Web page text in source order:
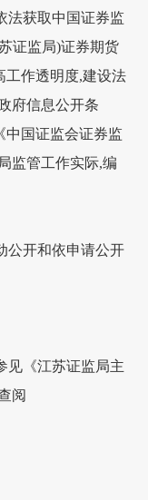
法获取中国证券监
证监局)证券期货
工作透明度,建设法
府信息公开条
中国证监会证券监
监管工作实际,编
公开和依申请公开
见《江苏证监局主
阅